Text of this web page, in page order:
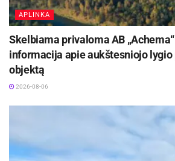
APLINKA
Skelbiama privaloma AB
informacija apie aukštesniojo lygio
objektą
2026-08-06